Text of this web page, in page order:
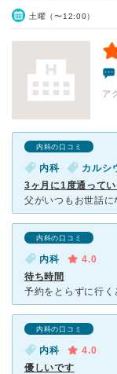
土曜（〜12:00）
ア
内科の口コミ
内科 カルシ
3ヶ月に1度通って
内科の口コミ
内科
4.0
待ち時間
内科の口コミ
内科
4.0
優しいです